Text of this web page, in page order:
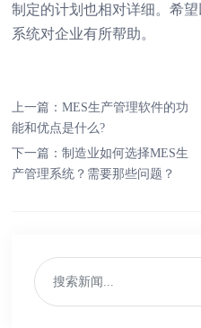
制定的计划也相对详细。希
系统对企业有所帮助。
上一篇：MES生产管理软件的功
能和优点是什么?
下一篇：制造业如何选择MES生
产管理系统？需要那些问题？